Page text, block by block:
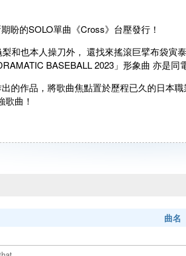
盼的SOLO單曲《Cross》台壓發行！
梨和也本人操刀外， 還找來搖滾巨擘布袋寅
BASEBALL 2023」形象曲 亦是同
的作品，將歌曲焦點置於歷程已久的日本
曲！
曲名